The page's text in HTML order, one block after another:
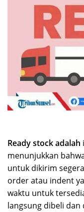
Ready stock adalah
menunjukkan
untuk dikirim
order atau indent
waktu untuk
langsung dibeli dan